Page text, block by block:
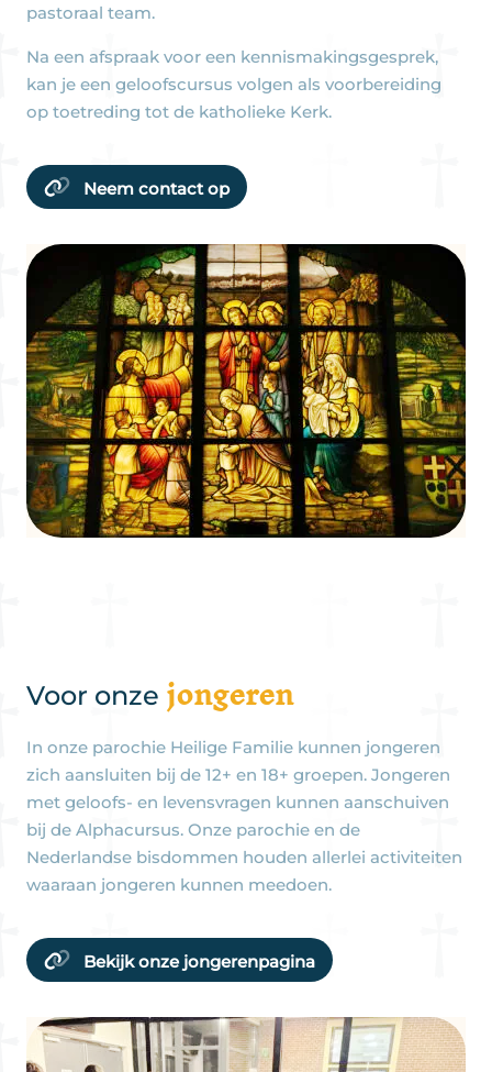
pastoraal team.
Na een afspraak voor een kennismakingsgesprek,
kan je een geloofscursus volgen als voorbereiding
op toetreding tot de katholieke Kerk.
Neem contact op
Voor onze jongeren
In onze parochie Heilige Familie kunnen jongeren
zich aansluiten bij de 12+ en 18+ groepen. Jongeren
met geloofs- en levensvragen kunnen aanschuiven
bij de Alphacursus. Onze parochie en de
Nederlandse bisdommen houden allerlei activiteiten
waaraan jongeren kunnen meedoen.
Bekijk onze jongerenpagina